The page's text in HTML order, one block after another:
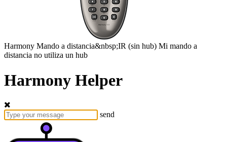
Harmony Mando a distancia&nbsp;IR (sin hub) Mi mando a
distancia no utiliza un hub
Harmony Helper
send